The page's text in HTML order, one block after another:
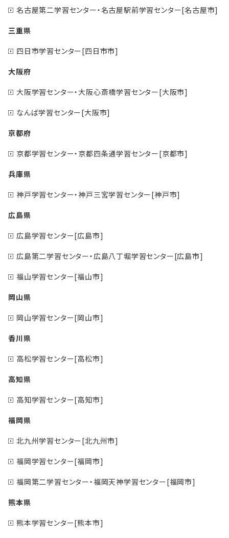
名古屋第二学習センター・名古屋駅前学習センター[名古屋市]
三重県
四日市学習センター[四日市市]
大阪府
大阪学習センター・大阪心斎橋学習センター[大阪市]
なんば学習センター[大阪市]
京都府
京都学習センター・京都四条通学習センター[京都市]
兵庫県
神戸学習センター・神戸三宮学習センター[神戸市]
広島県
広島学習センター[広島市]
広島第二学習センター・広島八丁堀学習センター[広島市]
福山学習センター[福山市]
岡山県
岡山学習センター[岡山市]
香川県
高松学習センター[高松市]
高知県
高知学習センター[高知市]
福岡県
北九州学習センター[北九州市]
福岡学習センター[福岡市]
福岡第二学習センター・福岡天神学習センター[福岡市]
熊本県
熊本学習センター[熊本市]